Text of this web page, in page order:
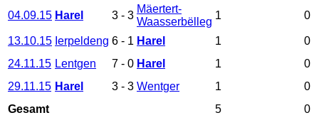
04.09.15 Harel 3 - 3
Mäertert-
Waasserbëlleg
1 0
13.10.15 Ierpeldeng 6 - 1 Harel 1
0
24.11.15 Lentgen 7 - 0 Harel 1
0
29.11.15 Harel 3 - 3 Wentger 1
0
Gesamt
5 0